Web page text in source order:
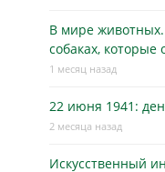
В мире
собаках,
1 месяц назад
22 июня 1941:
2 месяца назад
Искусственный